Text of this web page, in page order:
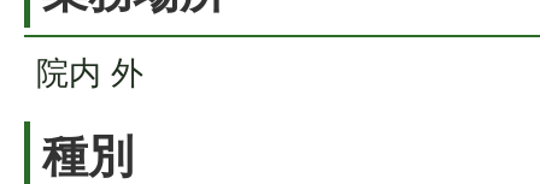
院内 外
種別